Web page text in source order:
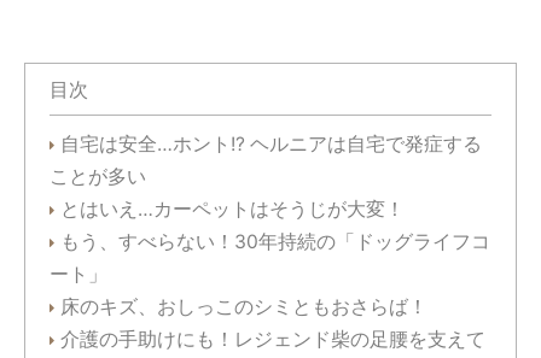
目次
自宅は安全…ホント!? ヘルニアは自宅で発症する
ことが多い
とはいえ…カーペットはそうじが大変！
もう、すべらない！30年持続の「ドッグライフコ
ート」
床のキズ、おしっこのシミともおさらば！
介護の手助けにも！レジェンド柴の足腰を支えて